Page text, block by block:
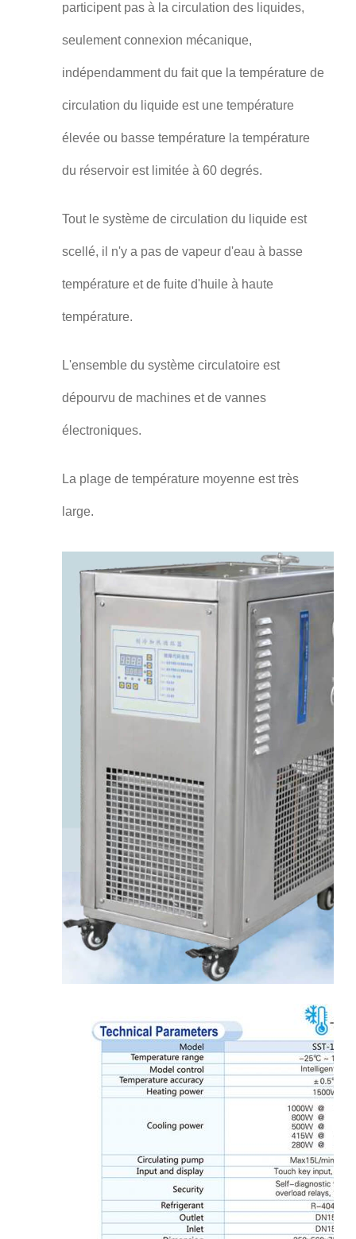
participent pas à la circulation des liquides,
seulement connexion mécanique,
indépendamment du fait que la température de
circulation du liquide est une température
élevée ou basse température la température
du réservoir est limitée à 60 degrés.
Tout le système de circulation du liquide est
scellé, il n'y a pas de vapeur d'eau à basse
température et de fuite d'huile à haute
température.
L'ensemble du système circulatoire est
dépourvu de machines et de vannes
électroniques.
La plage de température moyenne est très
large.